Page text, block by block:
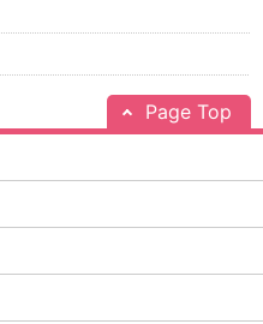
Page Top